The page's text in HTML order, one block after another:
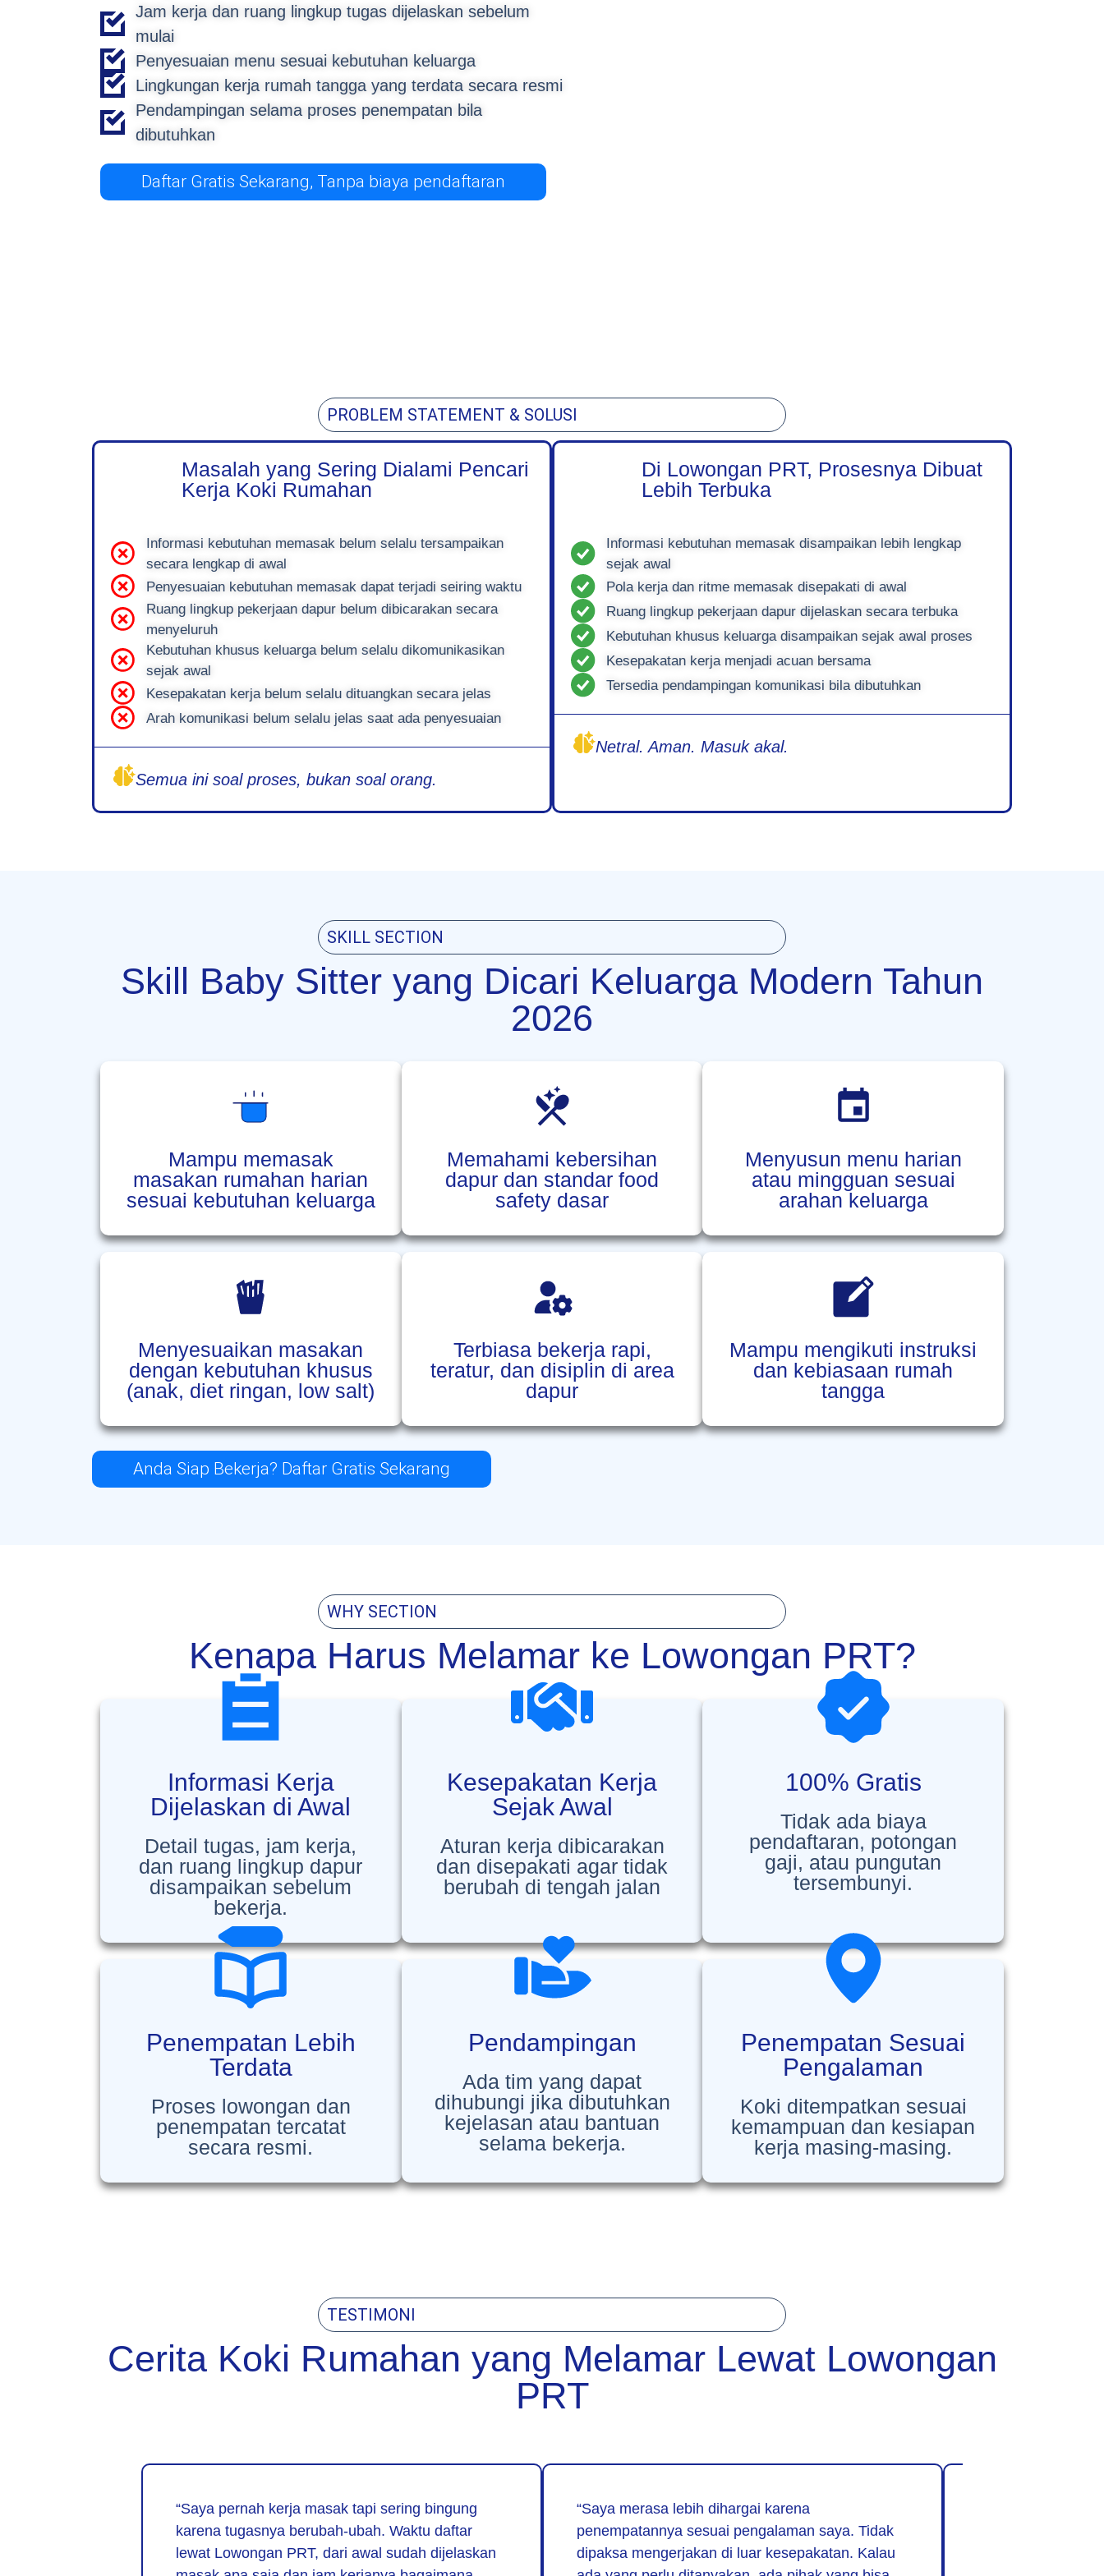
Jam kerja dan ruang lingkup tugas dijelaskan sebelum
mulai
Penyesuaian menu sesuai kebutuhan keluarga
Lingkungan kerja rumah tangga yang terdata secara resmi
Pendampingan selama proses penempatan bila
dibutuhkan
Daftar Gratis Sekarang, Tanpa biaya pendaftaran
PROBLEM STATEMENT & SOLUSI
Masalah yang Sering Dialami Pencari
Kerja Koki Rumahan
Informasi kebutuhan memasak belum selalu tersampaikan
secara lengkap di awal
Penyesuaian kebutuhan memasak dapat terjadi seiring waktu
Ruang lingkup pekerjaan dapur belum dibicarakan secara
menyeluruh
Kebutuhan khusus keluarga belum selalu dikomunikasikan
sejak awal
Kesepakatan kerja belum selalu dituangkan secara jelas
Arah komunikasi belum selalu jelas saat ada penyesuaian
Semua ini soal proses, bukan soal orang.
Di Lowongan PRT, Prosesnya Dibuat
Lebih Terbuka
Informasi kebutuhan memasak disampaikan lebih lengkap
sejak awal
Pola kerja dan ritme memasak disepakati di awal
Ruang lingkup pekerjaan dapur dijelaskan secara terbuka
Kebutuhan khusus keluarga disampaikan sejak awal proses
Kesepakatan kerja menjadi acuan bersama
Tersedia pendampingan komunikasi bila dibutuhkan
Netral. Aman. Masuk akal.
SKILL SECTION
Skill Baby Sitter yang Dicari Keluarga Modern Tahun
2026
Mampu memasak
masakan rumahan harian
sesuai kebutuhan keluarga
Memahami kebersihan
dapur dan standar food
safety dasar
Menyusun menu harian
atau mingguan sesuai
arahan keluarga
Menyesuaikan masakan
dengan kebutuhan khusus
(anak, diet ringan, low salt)
Terbiasa bekerja rapi,
teratur, dan disiplin di area
dapur
Mampu mengikuti instruksi
dan kebiasaan rumah
tangga
Anda Siap Bekerja? Daftar Gratis Sekarang
WHY SECTION
Kenapa Harus Melamar ke Lowongan PRT?
Informasi Kerja
Dijelaskan di Awal
Detail tugas, jam kerja,
dan ruang lingkup dapur
disampaikan sebelum
bekerja.
Kesepakatan Kerja
Sejak Awal
Aturan kerja dibicarakan
dan disepakati agar tidak
berubah di tengah jalan
100% Gratis
Tidak ada biaya
pendaftaran, potongan
gaji, atau pungutan
tersembunyi.
Penempatan Lebih
Terdata
Proses lowongan dan
penempatan tercatat
secara resmi.
Pendampingan
Ada tim yang dapat
dihubungi jika dibutuhkan
kejelasan atau bantuan
selama bekerja.
Penempatan Sesuai
Pengalaman
Koki ditempatkan sesuai
kemampuan dan kesiapan
kerja masing-masing.
TESTIMONI
Cerita Koki Rumahan yang Melamar Lewat Lowongan
PRT
“Saya pernah kerja masak tapi sering bingung
karena tugasnya berubah-ubah. Waktu daftar
lewat Lowongan PRT, dari awal sudah dijelaskan
“Saya merasa lebih dihargai karena
penempatannya sesuai pengalaman saya. Tidak
dipaksa mengerjakan di luar kesepakatan. Kalau